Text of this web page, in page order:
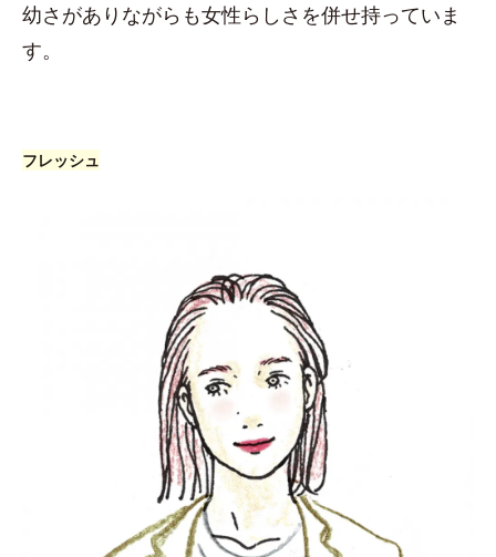
幼さがありながらも女性らしさを併せ持っていま
す。
フレッシュ